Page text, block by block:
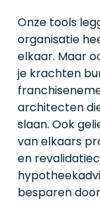
Onze tools
organisatie
elkaar. Maar
je krachten
architecten
slaan. Ook
van elkaars
en
besparen